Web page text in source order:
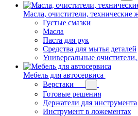
Масла, очистители, технические
Густые смазки
Масла
Паста для рук
Средства для мытья деталей
Универсальные очистители,
Мебель для автосервиса
Верстаки
Готовые решения
Держатели для инструмента
Инструмент в ложементах